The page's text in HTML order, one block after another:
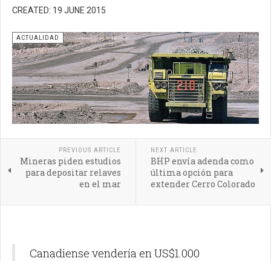
CREATED: 19 JUNE 2015
ACTUALIDAD
PREVIOUS ARTICLE
Mineras piden estudios
para depositar relaves
en el mar
NEXT ARTICLE
BHP envía adenda como
última opción para
extender Cerro Colorado
Canadiense vendería en US$1.000